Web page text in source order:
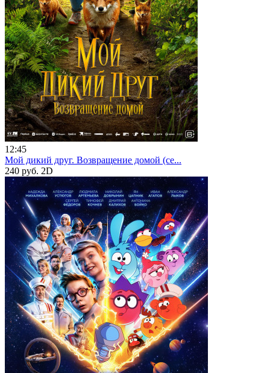
12:45
Мой дикий друг. Возвращение домой (се...
240 руб. 2D